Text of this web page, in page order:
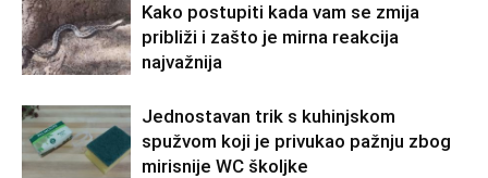
Kako postupiti kada vam se zmija
približi i zašto je mirna reakcija
najvažnija
Jednostavan trik s kuhinjskom
spužvom koji je privukao pažnju zbog
mirisnije WC školjke